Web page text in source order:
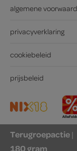
algemene
privacyverklaring
cookiebeleid
prijsbeleid
Terugroepactie|
180 gram